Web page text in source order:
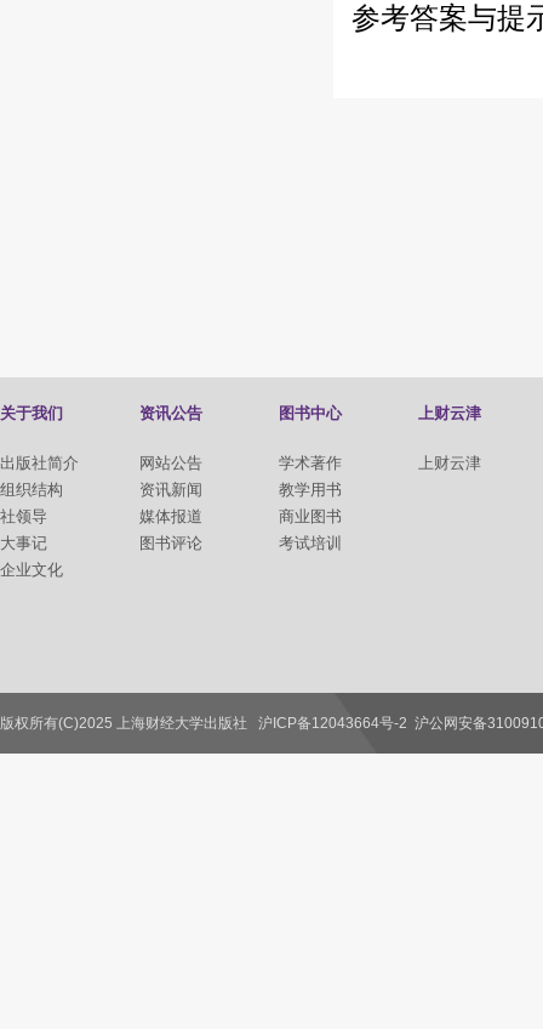
参考答案与提
关于我们
出版社简介
组织结构
社领导
大事记
企业文化
资讯公告
网站公告
资讯新闻
媒体报道
图书评论
图书中心
学术著作
教学用书
商业图书
考试培训
上财云津
上财云津
联系我们
版权所有(C)2025 上海财经大学出版社 沪ICP备12043664号-2 沪公网安备